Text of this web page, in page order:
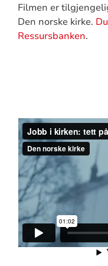
Filmen er
Den norske kirke.
Ressursbanken.